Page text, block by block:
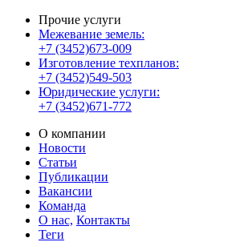
Прочие услуги
Межевание земель:
+7 (3452)673-009
Изготовление техпланов:
+7 (3452)549-503
Юридические услуги:
+7 (3452)671-772
О компании
Новости
Статьи
Публикации
Вакансии
Команда
О нас, Контакты
Теги